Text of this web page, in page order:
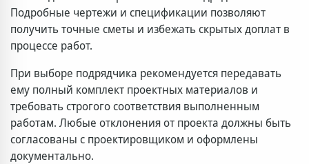
Подробные чертежи и спецификации позволяют
получить точные сметы и избежать скрытых доплат в
процессе работ.
При выборе подрядчика рекомендуется передавать
ему полный комплект проектных материалов и
требовать строгого соответствия выполненным
работам. Любые отклонения от проекта должны быть
согласованы с проектировщиком и оформлены
документально.